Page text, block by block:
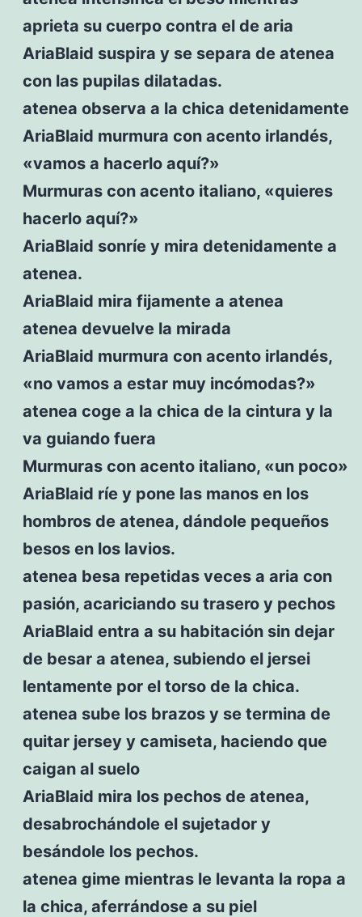
aprieta su cuerpo contra el de aria
AriaBlaid suspira y se separa de atenea
con las pupilas dilatadas.
atenea observa a la chica detenidamente
AriaBlaid murmura con acento irlandés,
«vamos a hacerlo aquí?»
Murmuras con acento italiano, «quieres
hacerlo aquí?»
AriaBlaid sonríe y mira detenidamente a
atenea.
AriaBlaid mira fijamente a atenea
atenea devuelve la mirada
AriaBlaid murmura con acento irlandés,
«no vamos a estar muy incómodas?»
atenea coge a la chica de la cintura y la
va guiando fuera
Murmuras con acento italiano, «un poco»
AriaBlaid ríe y pone las manos en los
hombros de atenea, dándole pequeños
besos en los lavios.
atenea besa repetidas veces a aria con
pasión, acariciando su trasero y pechos
AriaBlaid entra a su habitación sin dejar
de besar a atenea, subiendo el jersei
lentamente por el torso de la chica.
atenea sube los brazos y se termina de
quitar jersey y camiseta, haciendo que
caigan al suelo
AriaBlaid mira los pechos de atenea,
desabrochándole el sujetador y
besándole los pechos.
atenea gime mientras le levanta la ropa a
la chica, aferrándose a su piel